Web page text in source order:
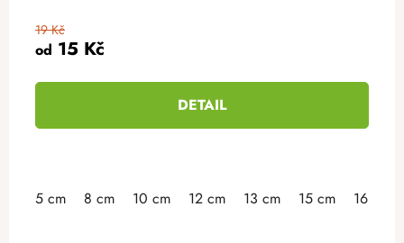
od 15 Kč
19 Kč
DETAIL
5 cm 8 cm 10 cm 12 cm 13 cm 15 cm 16 cm